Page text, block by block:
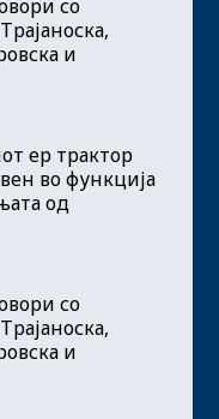
со
и
ер трактор
во функција
од
со
и